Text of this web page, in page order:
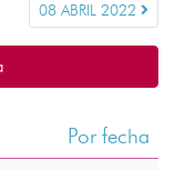
08 ABRIL 2022
Por fecha